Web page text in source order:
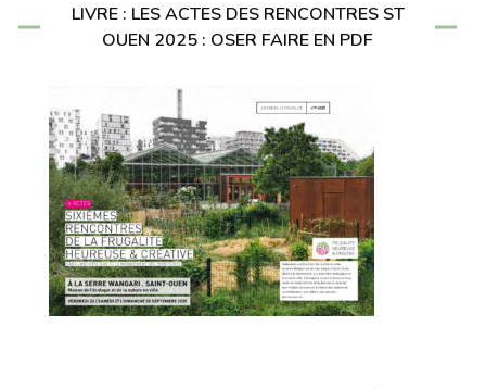
LIVRE : LES ACTES DES RENCONTRES ST
OUEN 2025 : OSER FAIRE EN PDF